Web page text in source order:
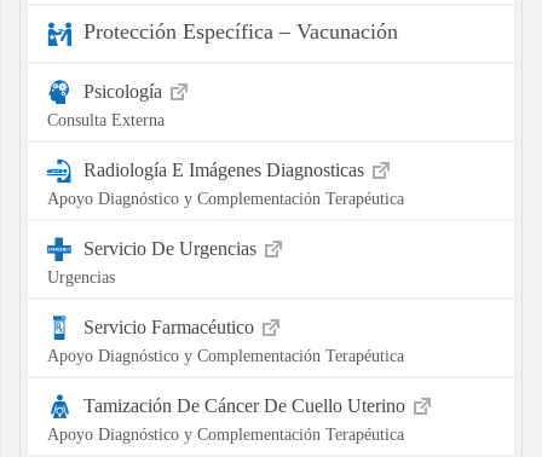
Protección Específica – Vacunación
Psicología
Consulta Externa
Radiología E Imágenes Diagnosticas
Apoyo Diagnóstico y Complementación Terapéutica
Servicio De Urgencias
Urgencias
Servicio Farmacéutico
Apoyo Diagnóstico y Complementación Terapéutica
Tamización De Cáncer De Cuello Uterino
Apoyo Diagnóstico y Complementación Terapéutica